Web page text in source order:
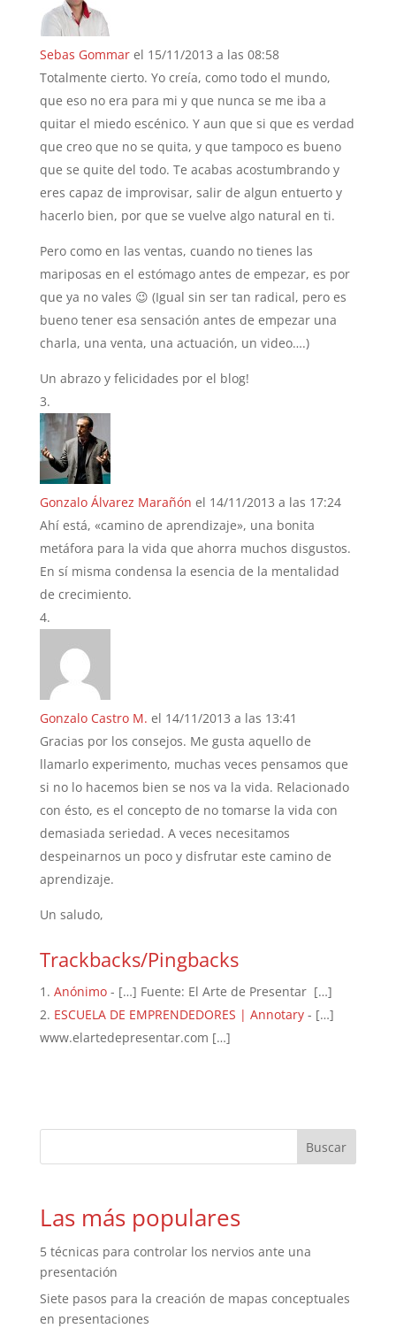
Sebas Gommar el 15/11/2013 a las 08:58
Totalmente cierto. Yo creía, como todo el mundo,
que eso no era para mi y que nunca se me iba a
quitar el miedo escénico. Y aun que si que es verdad
que creo que no se quita, y que tampoco es bueno
que se quite del todo. Te acabas acostumbrando y
eres capaz de improvisar, salir de algun entuerto y
hacerlo bien, por que se vuelve algo natural en ti.
Pero como en las ventas, cuando no tienes las
mariposas en el estómago antes de empezar, es por
que ya no vales 😉 (Igual sin ser tan radical, pero es
bueno tener esa sensación antes de empezar una
charla, una venta, una actuación, un video….)
Un abrazo y felicidades por el blog!
Gonzalo Álvarez Marañón el 14/11/2013 a las 17:24
Ahí está, «camino de aprendizaje», una bonita
metáfora para la vida que ahorra muchos disgustos.
En sí misma condensa la esencia de la mentalidad
de crecimiento.
Gonzalo Castro M. el 14/11/2013 a las 13:41
Gracias por los consejos. Me gusta aquello de
llamarlo experimento, muchas veces pensamos que
si no lo hacemos bien se nos va la vida. Relacionado
con ésto, es el concepto de no tomarse la vida con
demasiada seriedad. A veces necesitamos
despeinarnos un poco y disfrutar este camino de
aprendizaje.
Un saludo,
Trackbacks/Pingbacks
Anónimo- […] Fuente: El Arte de Presentar […]
ESCUELA DE EMPRENDEDORES | Annotary- […]
www.elartedepresentar.com […]
Las más populares
5 técnicas para controlar los nervios ante una
presentación
Siete pasos para la creación de mapas conceptuales
en presentaciones